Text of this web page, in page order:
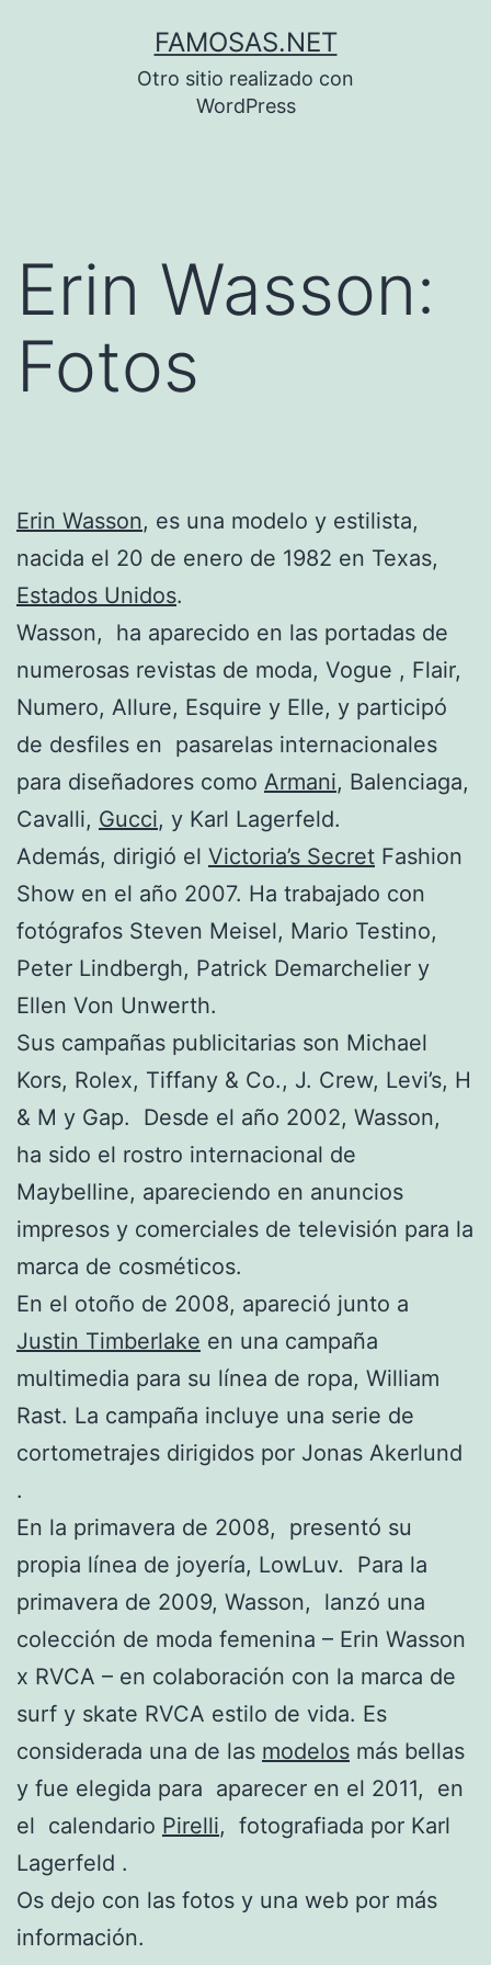
FAMOSAS.NET
Otro sitio realizado con
WordPress
Erin Wasson:
Fotos
Erin Wasson, es una modelo y estilista,
nacida el 20 de enero de 1982 en Texas,
Estados Unidos.
Wasson, ha aparecido en las portadas de
numerosas revistas de moda, Vogue , Flair,
Numero, Allure, Esquire y Elle, y participó
de desfiles en pasarelas internacionales
para diseñadores como Armani, Balenciaga,
Cavalli, Gucci, y Karl Lagerfeld.
Además, dirigió el Victoria’s Secret Fashion
Show en el año 2007. Ha trabajado con
fotógrafos Steven Meisel, Mario Testino,
Peter Lindbergh, Patrick Demarchelier y
Ellen Von Unwerth.
Sus campañas publicitarias son Michael
Kors, Rolex, Tiffany & Co., J. Crew, Levi’s, H
& M y Gap. Desde el año 2002, Wasson,
ha sido el rostro internacional de
Maybelline, apareciendo en anuncios
impresos y comerciales de televisión para la
marca de cosméticos.
En el otoño de 2008, apareció junto a
Justin Timberlake en una campaña
multimedia para su línea de ropa, William
Rast. La campaña incluye una serie de
cortometrajes dirigidos por Jonas Akerlund
.
En la primavera de 2008, presentó su
propia línea de joyería, LowLuv. Para la
primavera de 2009, Wasson, lanzó una
colección de moda femenina – Erin Wasson
x RVCA – en colaboración con la marca de
surf y skate RVCA estilo de vida. Es
considerada una de las modelos más bellas
y fue elegida para aparecer en el 2011, en
el calendario Pirelli, fotografiada por Karl
Lagerfeld .
Os dejo con las fotos y una web por más
información.